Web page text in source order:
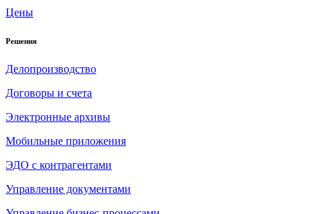
Цены
Решения
Делопроизводство
Договоры и счета
Электронные архивы
Мобильные приложения
ЭДО с контрагентами
Управление документами